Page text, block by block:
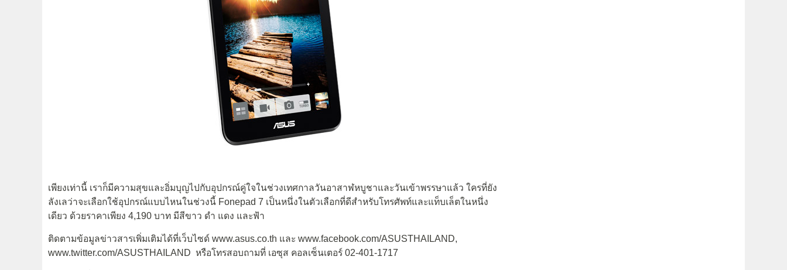
เพียงเท่านี้ เราก็มีความสุขและอิ่มบุญไปกับอุปกรณ์คู่ใจในช่วงเทศกาลวันอาสาฬหบูชาและวันเข้าพรรษาแล้ว ใครที่ยัง
ลังเลว่าจะเลือกใช้อุปกรณ์แบบไหนในช่วงนี้ Fonepad 7 เป็นหนึ่งในตัวเลือกที่ดีสำหรับโทรศัพท์และแท็บเล็ตในหนึ่ง
เดียว ด้วยราคาเพียง 4,190 บาท มีสีขาว ดำ แดง และฟ้า
ติดตามข้อมูลข่าวสารเพิ่มเติมได้ที่เว็บไซด์ www.asus.co.th และ www.facebook.com/ASUSTHAILAND,
www.twitter.com/ASUSTHAILAND หรือโทรสอบถามที่ เอซุส คอลเซ็นเตอร์ 02-401-1717